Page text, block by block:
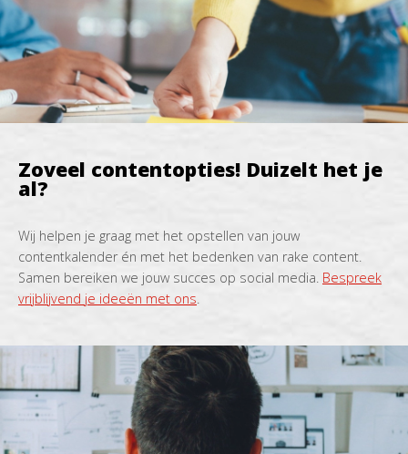
Zoveel contentopties! Duizelt het je
al?
Wij helpen je graag met het opstellen van jouw
contentkalender én met het bedenken van rake content.
Samen bereiken we jouw succes op social media. Bespreek
vrijblijvend je ideeën met ons